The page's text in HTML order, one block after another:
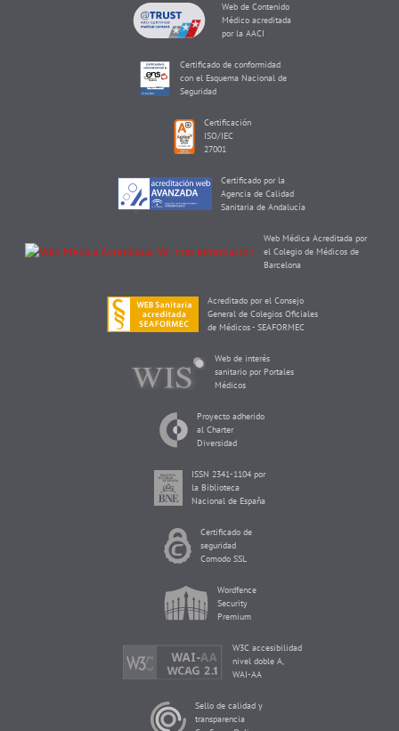
Web de Contenido
Médico acreditada
por la AACI
Certificado de conformidad
con el Esquema Nacional de
Seguridad
Certificación
ISO/IEC
27001
Certificado por la
Agencia de Calidad
Sanitaria de Andalucía
Web Médica Acreditada por
el Colegio de Médicos de
Barcelona
Acreditado por el Consejo
General de Colegios Oficiales
de Médicos - SEAFORMEC
Web de interés
sanitario por Portales
Médicos
Proyecto adherido
al Charter
Diversidad
ISSN 2341-1104 por
la Biblioteca
Nacional de España
Certificado de
seguridad
Comodo SSL
Wordfence
Security
Premium
W3C accesibilidad
nivel doble A,
WAI-AA
Sello de calidad y
transparencia